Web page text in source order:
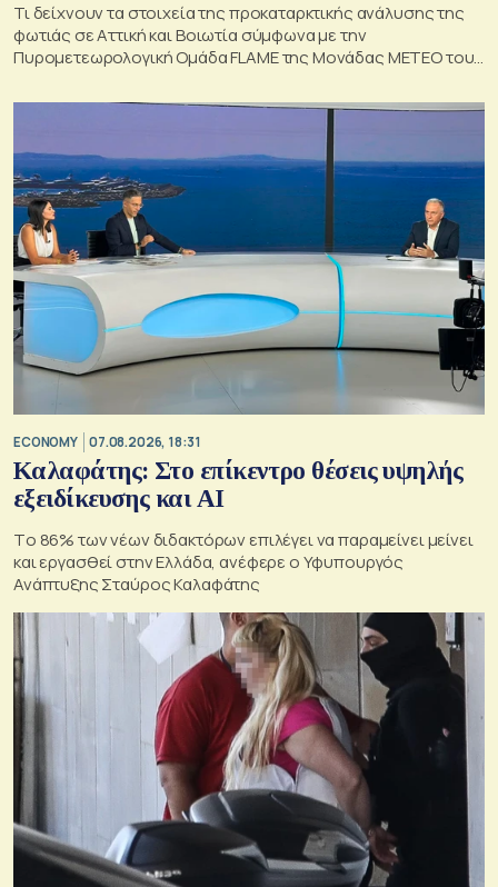
Τι δείχνουν τα στοιχεία της προκαταρκτικής ανάλυσης της
φωτιάς σε Αττική και Βοιωτία σύμφωνα με την
Πυρομετεωρολογική Ομάδα FLAME της Μονάδας ΜΕΤΕΟ του
ECONOMY 07.08.2026, 18:31
Καλαφάτης: Στο επίκεντρο θέσεις υψηλής
εξειδίκευσης και AI
Tο 86% των νέων διδακτόρων επιλέγει να παραμείνει μείνει
και εργασθεί στην Ελλάδα, ανέφερε ο Υφυπουργός
Ανάπτυξης Σταύρος Καλαφάτης